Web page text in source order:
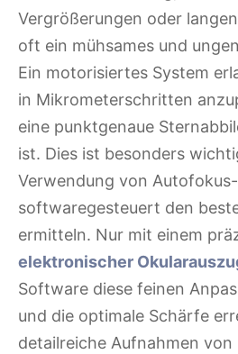
Vergrößerungen oder
oft ein mühsames und
Ein motorisiertes System
in Mikrometerschritten
eine punktgenaue
ist. Dies ist besonders
Verwendung von
softwaregesteuert den
ermitteln. Nur mit einem
elektronischer
Software diese feinen
und die optimale Schärfe
detailreiche Aufnahmen von